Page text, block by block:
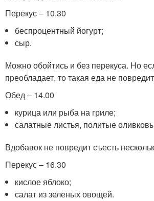
Перекус ‒ 10.30
беспроцентный йогурт;
сыр.
Можно обойтись и без перекуса. Но
преобладает, то такая еда не
Обед ‒ 14.00
курица или рыба на гриле;
салатные листья, политые
Вдобавок не повредит съесть
Перекус ‒ 16.30
кислое яблоко;
салат из зеленых овощей.